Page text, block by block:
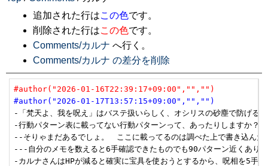
追加された行はこの色です。
削除された行はこの色です。
Comments/カルナ へ行く。
Comments/カルナ の差分を削除
#author("2026-01-16T22:39:17+09:00","","")
#author("2026-01-17T13:57:15+09:00","","")
-「梵天よ、我を呪え」はバステ扱いらしく、オシリスの砂塵で
-行動パターン表に載ってない行動パターンって、あったりしま
--そりゃまだあるでしょ。　ここに載ってるのは調べた上で書き
---自分のメモを数えると6手確認できたものでも90パターン近
-カルナさんはHPが減ると確実に宝具を使おうとするから、呪相を5